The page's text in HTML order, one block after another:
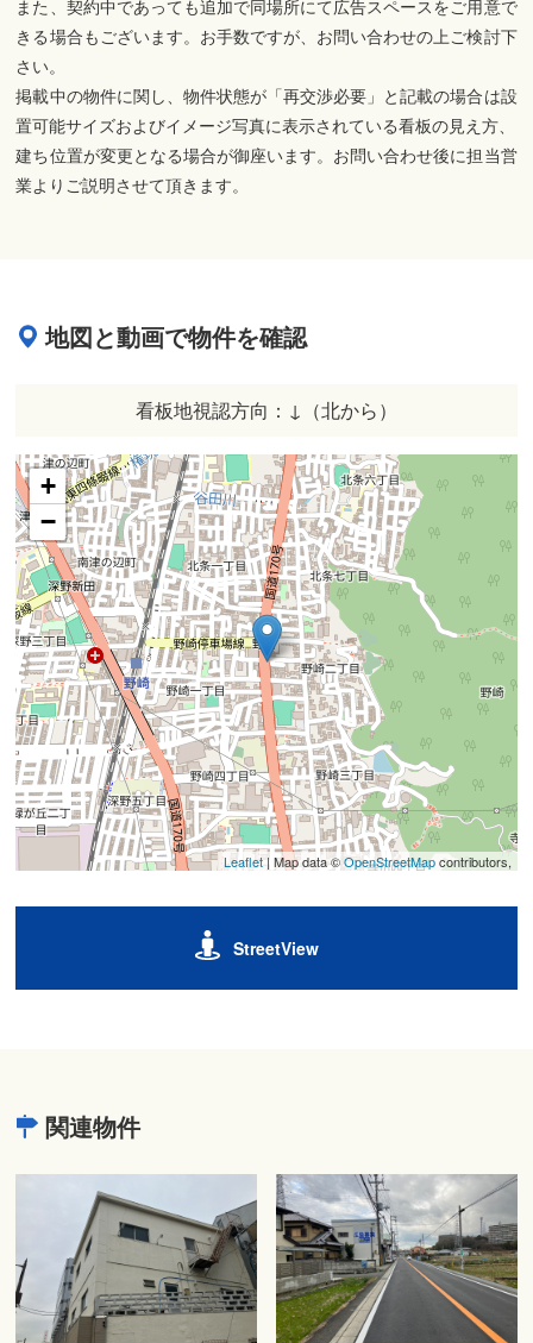
また、契約中であっても追加で同場所にて広告スペースをご用意で
きる場合もございます。お手数ですが、お問い合わせの上ご検討下
さい。
掲載中の物件に関し、物件状態が「再交渉必要」と記載の場合は設
置可能サイズおよびイメージ写真に表示されている看板の見え方、
建ち位置が変更となる場合が御座います。お問い合わせ後に担当営
業よりご説明させて頂きます。
地図と動画で物件を確認
看板地視認方向：↓（北から）
+
−
Leaflet| Map data ©OpenStreetMapcontributors,
StreetView
関連物件